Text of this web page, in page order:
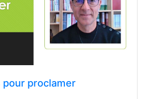
proclamer